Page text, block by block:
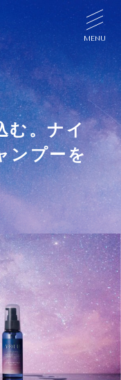
む。ナイ
ンプーを